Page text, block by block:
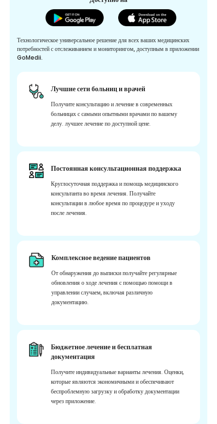
Технологическое универсальное решение для всех ваших медицинских
потребностей с отслеживанием и мониторингом, доступным в приложении
GoMedii.
Лучшие сети больниц и врачей
Получите консультацию и лечение в современных
больницах с самыми опытными врачами по вашему
делу. лучшее лечение по доступной цене.
Постоянная консультационная поддержка
Круглосуточная поддержка и помощь медицинского
консультанта во время лечения. Получайте
консультации в любое время по процедуре и уходу
после лечения.
Комплексное ведение пациентов
От обнаружения до выписки получайте регулярные
обновления о ходе лечения с помощью помощи в
управлении случаем, включая различную
документацию.
Бюджетное лечение и бесплатная
документация
Получите индивидуальные варианты лечения. Оценки,
которые являются экономичными и обеспечивают
беспроблемную загрузку и обработку документации
через приложение.